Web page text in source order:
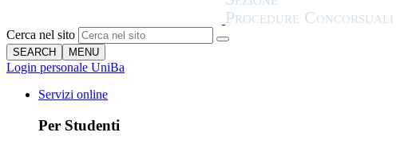
Cerca nel sito
SEARCH MENU
Login personale UniBa
Servizi online
Per Studenti